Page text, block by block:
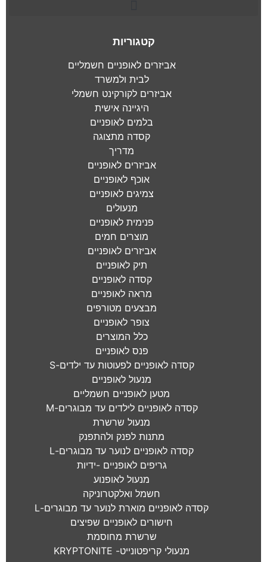
קטגוריות
אביזרים לאופניים חשמליים
לבית ולמשרד
אביזרים לקורקינט חשמלי
היגיינה אישית
בלמים לאופניים
קסדה מתצוגה
מדריך
אביזרים לאופניים
אוכף לאופניים
צמיגים לאופניים
מנעולים
פנימית לאופניים
מוצרים חמים
אביזרים לאופניים
תיק לאופניים
קסדה לאופניים
מראה לאופניים
מבצעים מטורפים
צופר לאופניים
כלל המוצרים
פנס לאופניים
קסדה לאופניים לפעוטות עד ילדים-S
מנעול לאופניים
מטען לאופניים חשמליים
קסדה לאופניים לילדים עד מבוגרים-M
מנעול שרשרת
מתנות לפנק ולהתפנק
קסדה לאופניים לנוער עד מבוגרים-L
גריפים לאופניים -ידיות
מנעול לאופנוע
חשמל ואלקטרוניקה
קסדה לאופניים מוארת לנוער עד מבוגרים-L
חישורים לאופניים שפיצים
שרשרת מחוסמת
מנעולי קריפטונייט- KRYPTONITE